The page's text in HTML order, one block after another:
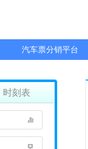
汽车票分销平台
时刻表